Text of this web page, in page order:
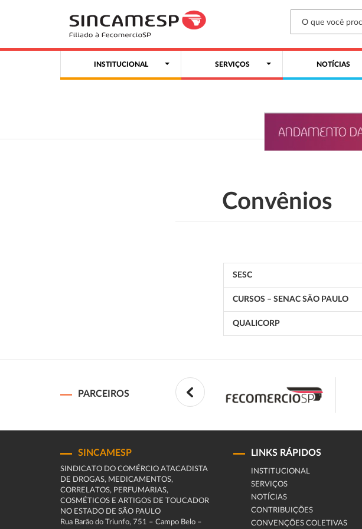
INSTITUCIONAL SERVIÇOS NOTÍCIAS
Convênios
SESC
CURSOS – SENAC SÃO PAULO
QUALICORP
PARCEIROS
SINCAMESP
SINDICATO DO COMÉRCIO ATACADISTA
DE DROGAS, MEDICAMENTOS,
CORRELATOS, PERFUMARIAS,
COSMÉTICOS E ARTIGOS DE TOUCADOR
NO ESTADO DE SÃO PAULO
Rua Barão do Triunfo, 751 – Campo Belo –
LINKS RÁPIDOS
INSTITUCIONAL
SERVIÇOS
NOTÍCIAS
CONTRIBUIÇÕES
CONVENÇÕES COLETIVAS